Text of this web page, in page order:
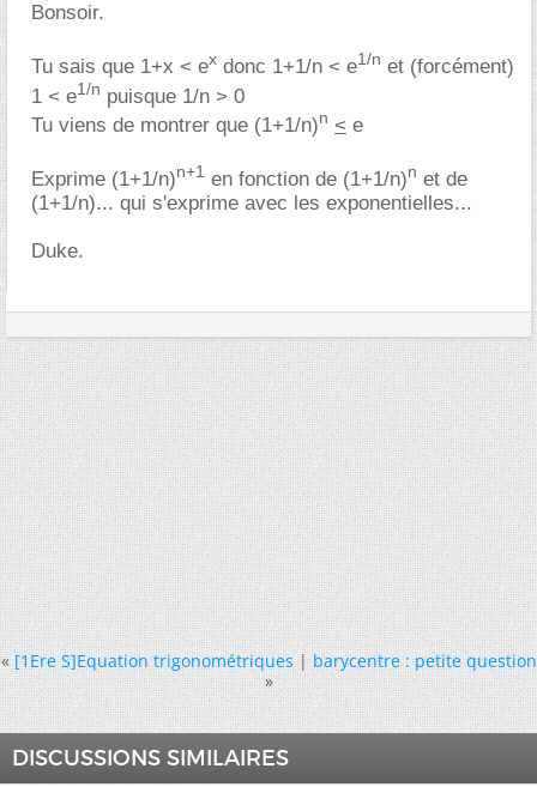
Bonsoir.
Tu sais que 1+x < ex donc 1+1/n < e1/n et (forcément)
1 < e1/n puisque 1/n > 0
Tu viens de montrer que (1+1/n)n < e
Exprime (1+1/n)n+1 en fonction de (1+1/n)n et de
(1+1/n)... qui s'exprime avec les exponentielles...
Duke.
« [1Ere S]Equation trigonométriques|barycentre : petite question
»
DISCUSSIONS SIMILAIRES